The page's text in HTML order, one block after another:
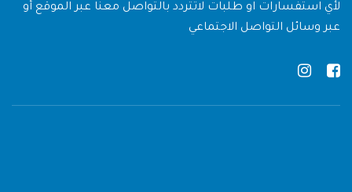
لأي استفسارات او طلبات لاتتردد بالتواصل معنا عبر الموقع أو
عبر وسائل التواصل الاجتماعي